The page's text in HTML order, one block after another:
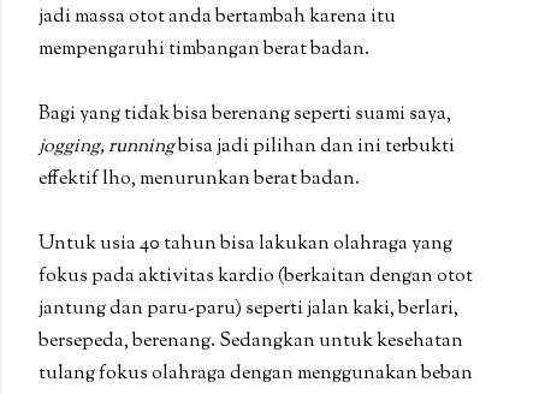
jadi massa otot anda bertambah karena itu
mempengaruhi timbangan berat badan.
Bagi yang tidak bisa berenang seperti suami saya,
jogging, runningbisa jadi pilihan dan ini terbukti
effektif lho, menurunkan berat badan.
Untuk usia 40 tahun bisa lakukan olahraga yang
fokus pada aktivitas kardio (berkaitan dengan otot
jantung dan paru-paru) seperti jalan kaki, berlari,
bersepeda, berenang. Sedangkan untuk kesehatan
tulang fokus olahraga dengan menggunakan beban